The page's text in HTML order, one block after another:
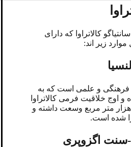
کالاتراوا که دارای
زیر اند:
فرهنگی و علمی است که به
و اوج خلاقیت فرمی کالاتراوا
را نشان می‌دهد. این بنا 40 هزار متر مربع وسعت داشته و
شده است.
سنت اگزوپری